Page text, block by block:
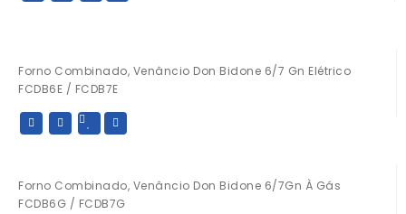
Forno Combinado, Venâncio Don Bidone 6/7 Gn Elétrico
FCDB6E / FCDB7E
Forno Combinado, Venâncio Don Bidone 6/7Gn À Gás
FCDB6G / FCDB7G